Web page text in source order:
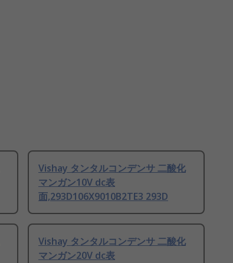
Vishay タンタルコンデンサ 二酸化
マンガン10V dc表
面,293D106X9010B2TE3 293D
Vishay タンタルコンデンサ 二酸化
マンガン20V dc表